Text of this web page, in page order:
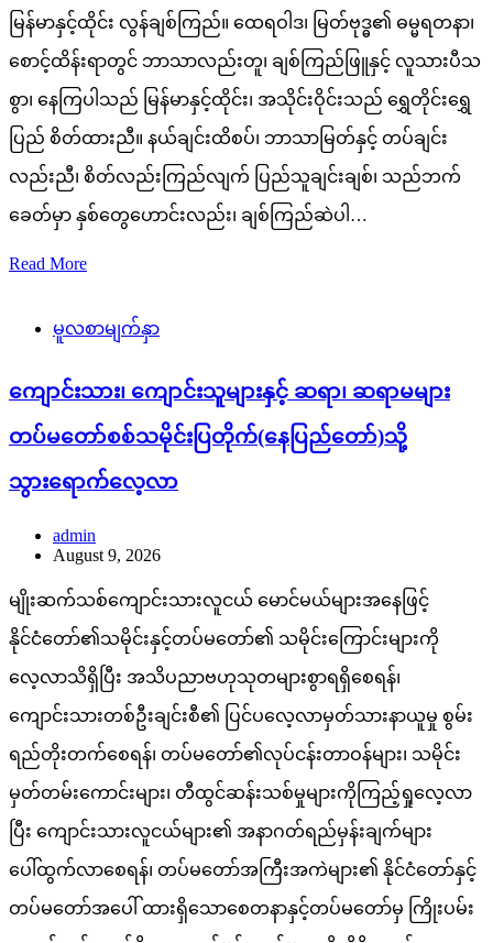
မြန်မာနှင့်ထိုင်း လွန်ချစ်ကြည်။ ထေရဝါဒ၊ မြတ်ဗုဒ္ဓ၏ ဓမ္မရတနာ၊
စောင့်ထိန်းရာတွင် ဘာသာလည်းတူ၊ ချစ်ကြည်ဖြူနှင့် လူသားပီသ
စွာ၊ နေကြပါသည် မြန်မာနှင့်ထိုင်း၊ အသိုင်းဝိုင်းသည် ရွှေတိုင်းရွှေ
ပြည် စိတ်ထားညီ။ နယ်ချင်းထိစပ်၊ ဘာသာမြတ်နှင့် တပ်ချင်း
လည်းညီ၊ စိတ်လည်းကြည်လျက် ပြည်သူချင်းချစ်၊ သည်ဘက်
ခေတ်မှာ နှစ်တွေဟောင်းလည်း၊ ချစ်ကြည်ဆဲပါ…
Read More
မူလစာမျက်နှာ
ကျောင်းသား၊ ကျောင်းသူများနှင့် ဆရာ၊ ဆရာမများ
တပ်မတော်စစ်သမိုင်းပြတိုက်(နေပြည်တော်)သို့
သွားရောက်လေ့လာ
admin
August 9, 2026
မျိုးဆက်သစ်ကျောင်းသားလူငယ် မောင်မယ်များအနေဖြင့်
နိုင်ငံတော်၏သမိုင်းနှင့်တပ်မတော်၏ သမိုင်းကြောင်းများကို
လေ့လာသိရှိပြီး အသိပညာဗဟုသုတများစွာရရှိစေရန်၊
ကျောင်းသားတစ်ဦးချင်းစီ၏ ပြင်ပလေ့လာမှတ်သားနာယူမှု စွမ်း
ရည်တိုးတက်စေရန်၊ တပ်မတော်၏လုပ်ငန်းတာဝန်များ၊ သမိုင်း
မှတ်တမ်းကောင်းများ၊ တီထွင်ဆန်းသစ်မှုများကိုကြည့်ရှုလေ့လာ
ပြီး ကျောင်းသားလူငယ်များ၏ အနာဂတ်ရည်မှန်းချက်များ
ပေါ်ထွက်လာစေရန်၊ တပ်မတော်အကြီးအကဲများ၏ နိုင်ငံတော်နှင့်
တပ်မတော်အပေါ် ထားရှိသောစေတနာနှင့်တပ်မတော်မှ ကြိုးပမ်း